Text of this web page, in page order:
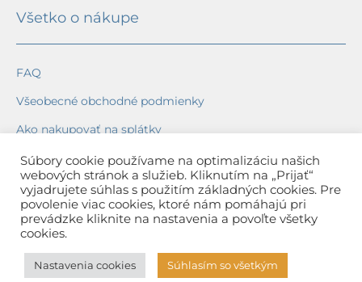
Všetko o nákupe
FAQ
Všeobecné obchodné podmienky
Ako nakupovať na splátky
Ochrana osobných údajov
Reklamačný poriadok
Spôsob a cena dopravy
Spôsob platby
Súbory cookie používame na optimalizáciu našich
webových stránok a služieb. Kliknutím na „Prijať“
vyjadrujete súhlas s použitím základných cookies. Pre
povolenie viac cookies, ktoré nám pomáhajú pri
prevádzke kliknite na nastavenia a povoľte všetky
cookies.
Nastavenia cookies Súhlasím so všetkým